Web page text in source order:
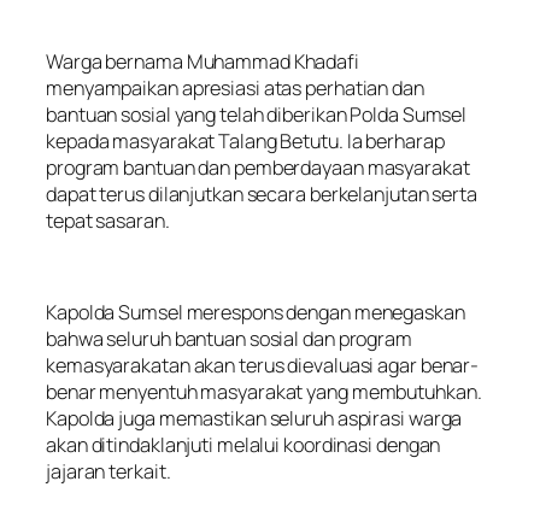
Warga bernama Muhammad Khadafi
menyampaikan apresiasi atas perhatian dan
bantuan sosial yang telah diberikan Polda Sumsel
kepada masyarakat Talang Betutu. Ia berharap
program bantuan dan pemberdayaan masyarakat
dapat terus dilanjutkan secara berkelanjutan serta
tepat sasaran.
Kapolda Sumsel merespons dengan menegaskan
bahwa seluruh bantuan sosial dan program
kemasyarakatan akan terus dievaluasi agar benar-
benar menyentuh masyarakat yang membutuhkan.
Kapolda juga memastikan seluruh aspirasi warga
akan ditindaklanjuti melalui koordinasi dengan
jajaran terkait.